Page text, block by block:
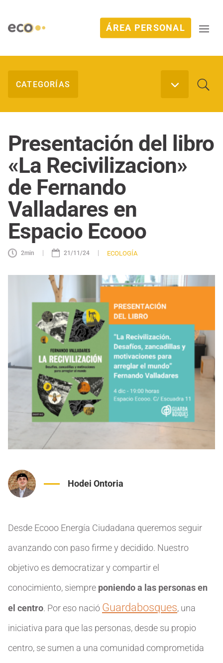
ÁREA PERSONAL
Presentación del libro
«La Recivilizacion»
de Fernando
Valladares en
Espacio Ecooo
2min | 21/11/24 | ECOLOGÍA
Hodei Ontoria
Desde Ecooo Energía Ciudadana queremos seguir
avanzando con paso firme y decidido. Nuestro
objetivo es democratizar y compartir el
conocimiento, siempre poniendo a las personas en
el centro. Por eso nació Guardabosques, una
iniciativa para que las personas, desde su propio
centro, se sumen a una comunidad comprometida